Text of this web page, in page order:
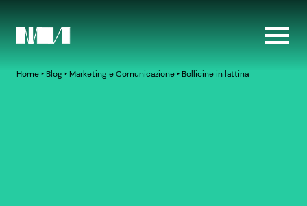
Home‣ Blog‣ Marketing e Comunicazione‣ Bollicine in lattina